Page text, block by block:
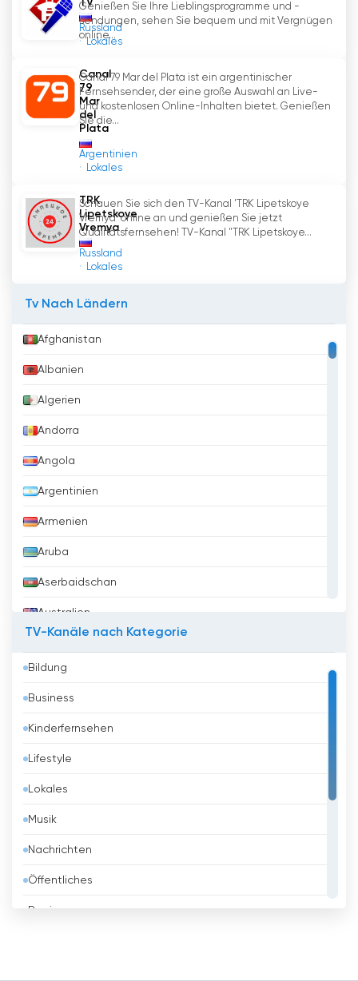
Der TV-Kanal Sever - Nenets TV and Radio
Broadcasting Company ist eine zuverlässige
und maßgebliche Informationsquelle für die
Dank der Live-Übertragungen und der
Möglichkeit, online fernzusehen, kann man sich
über die wichtigsten Ereignisse in der Region
auf dem Laufenden halten.
Sever TV Channel online fernsehen
kostenlos
TV
Russland
Lokales
Genießen Sie Ihre Lieblingsprogramme und -
sendungen, sehen Sie bequem und mit Vergnügen
online...
Canal
79
Mar
del
Plata
Argentinien
Lokales
Canal 79 Mar del Plata ist ein argentinischer
Fernsehsender, der eine große Auswahl an Live-
und kostenlosen Online-Inhalten bietet. Genießen
Sie die...
TRK
Lipetskoye
Vremya
Russland
Lokales
Schauen Sie sich den TV-Kanal 'TRK Lipetskoye
Vremya' online an und genießen Sie jetzt
Qualitätsfernsehen! TV-Kanal "TRK Lipetskoye...
Tv Nach Ländern
Afghanistan
Albanien
Algerien
Andorra
Angola
Argentinien
Armenien
Aruba
Aserbaidschan
Australien
Bahrain
Bangladesh
Barbados
Belarus
Belgien
Belize
Benin
Bhutan
TV-Kanäle nach Kategorie
Bildung
Business
Kinderfernsehen
Lifestyle
Lokales
Musik
Nachrichten
Öffentliches
Regierung